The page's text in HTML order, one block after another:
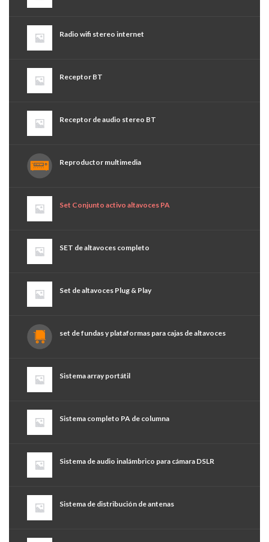
Radio wifi stereo internet
Receptor BT
Receptor de audio stereo BT
Reproductor multimedia
Set Conjunto activo altavoces PA
SET de altavoces completo
Set de altavoces Plug & Play
set de fundas y plataformas para cajas de altavoces
Sistema array portátil
Sistema completo PA de columna
Sistema de audio inalámbrico para cámara DSLR
Sistema de distribución de antenas